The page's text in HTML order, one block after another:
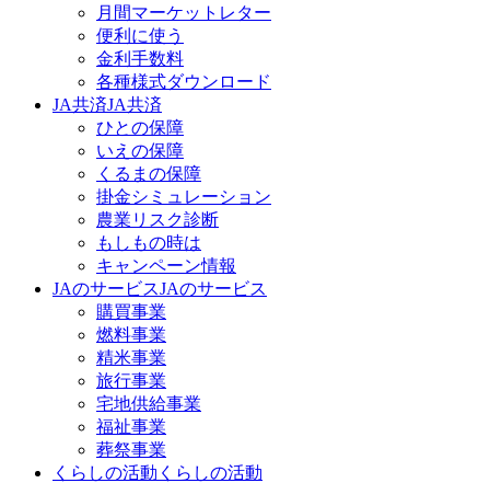
月間マーケットレター
便利に使う
金利手数料
各種様式ダウンロード
JA共済JA共済
ひとの保障
いえの保障
くるまの保障
掛金シミュレーション
農業リスク診断
もしもの時は
キャンペーン情報
JAのサービスJAのサービス
購買事業
燃料事業
精米事業
旅行事業
宅地供給事業
福祉事業
葬祭事業
くらしの活動 くらしの活動